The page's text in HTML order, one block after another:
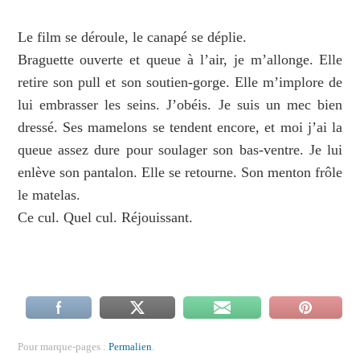
Le film se déroule, le canapé se déplie.
Braguette ouverte et queue à l’air, je m’allonge. Elle
retire son pull et son soutien-gorge. Elle m’implore de
lui embrasser les seins. J’obéis. Je suis un mec bien
dressé. Ses mamelons se tendent encore, et moi j’ai la
queue assez dure pour soulager son bas-ventre. Je lui
enlève son pantalon. Elle se retourne. Son menton frôle
le matelas.
Ce cul. Quel cul. Réjouissant.
Pour marque-pages : Permalien